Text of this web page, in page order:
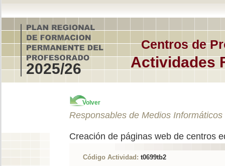
Centros de
Actividades
2025/26
Volver
Responsables de Medios Informáticos
Creación de páginas web de centros
Código Actividad: t0699tb2